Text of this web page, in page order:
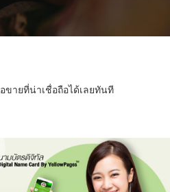
ขายที่น่าเชื่อถือได้เลยทันที